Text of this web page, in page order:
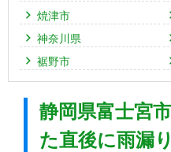
焼津市
神奈川県
裾野市
静岡県富士宮
た直後に雨漏